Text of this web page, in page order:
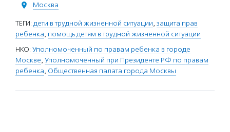
Москва
ТЕГИ: дети в трудной жизненной ситуации, защита прав
ребенка, помощь детям в трудной жизненной ситуации
НКО: Уполномоченный по правам ребенка в городе
Москве, Уполномоченный при Президенте РФ по правам
ребенка, Общественная палата города Москвы